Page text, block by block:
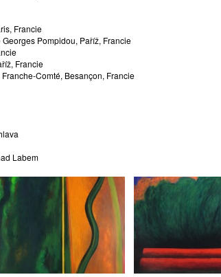
Francie
Pompidou, Paříž, Francie
Francie
Comté, Besançon, Francie
Labem